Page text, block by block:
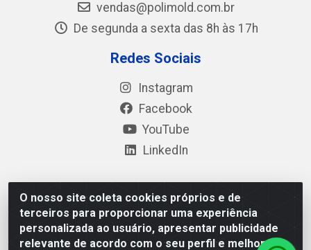
O nosso site coleta cookies próprios e de
terceiros para proporcionar uma experiência
personalizada ao usuário, apresentar publicidade
relevante de acordo com o seu perfil e melhorar a
vendas@polimold.com.br
De segunda a sexta das 8h às 17h
Redes Sociais
Instagram
Facebook
YouTube
LinkedIn
Polimold Industrial Ltda - Estrada dos Casa, 4585 – São
Bernardo do Campo / SP – CEP: 09.840-000 - CNPJ
44.106.466/0001-41